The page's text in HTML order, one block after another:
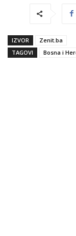
IZVOR
Zenit.ba
TAGOVI
Bosna i